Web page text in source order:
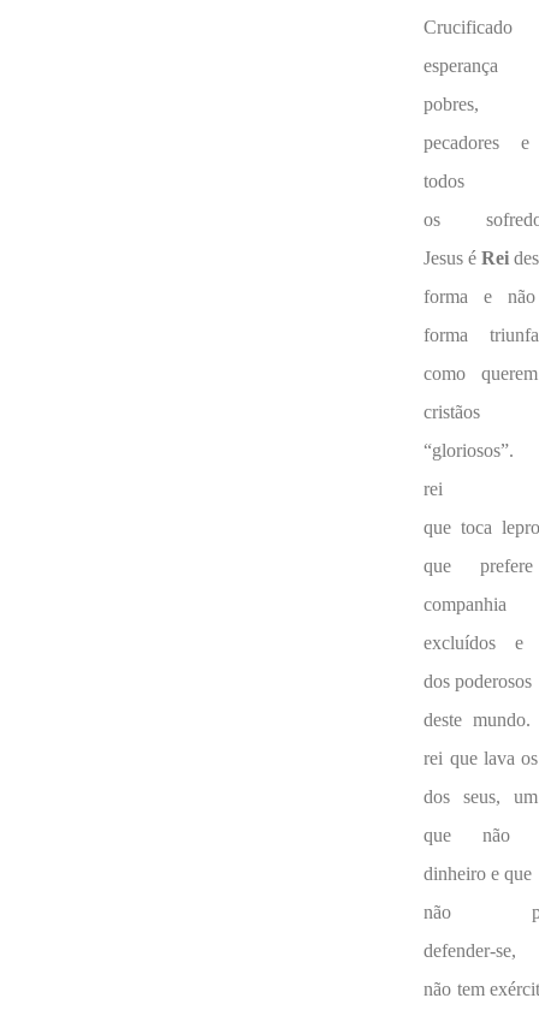
esperança
pobres,
pecadores
todos
os
Jesus éRei
forma e
forma
como
cristãos
“gloriosos”.
rei
que toca
que
companhia
excluídos e
dos poderosos
deste
rei que lava
dos seus,
que não
dinheiro e que
não
defender-se,
não tem